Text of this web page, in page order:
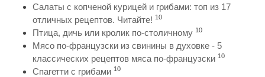
Салаты с копченой курицей и грибами: топ из 17
отличных рецептов. Читайте! 10
Птица, дичь или кролик по-столичному 10
Мясо по-французски из свинины в духовке - 5
классических рецептов мяса по-французски 10
Спагетти с грибами 10